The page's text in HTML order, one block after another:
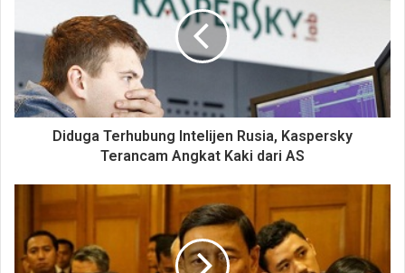
Diduga Terhubung Intelijen Rusia, Kaspersky
Terancam Angkat Kaki dari AS